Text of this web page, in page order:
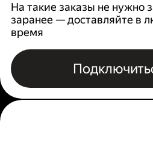
На такие заказы не нужно
заранее — доставляйте в
время